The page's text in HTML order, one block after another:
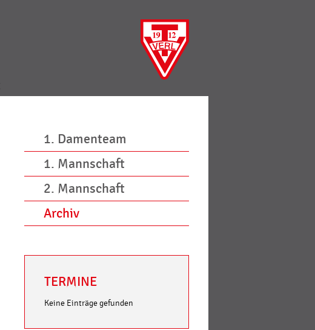
1. Damenteam
1. Mannschaft
2. Mannschaft
Archiv
TERMINE
Keine Einträge gefunden